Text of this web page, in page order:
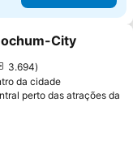
favoritos
City
3.694
da cidade
perto das atrações da